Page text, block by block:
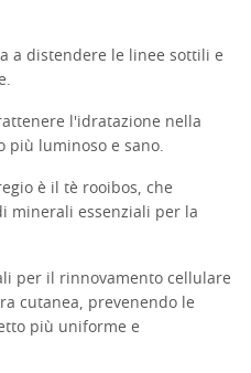
a distendere le linee sottili e
l'idratazione nella
più luminoso e sano.
è il tè rooibos, che
minerali essenziali per la
per il rinnovamento cellulare
cutanea, prevenendo le
più uniforme e